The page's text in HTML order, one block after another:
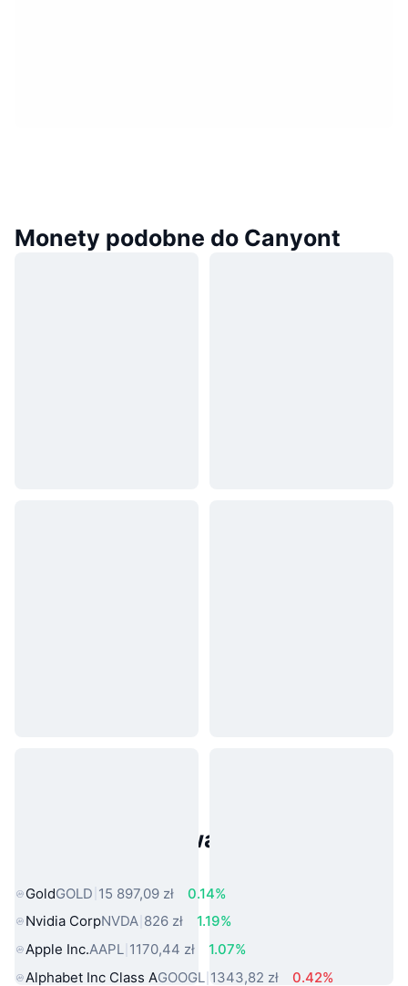
Monety podobne do Canyont
Popularne aktywa ze świata
GoldGOLD 15 897,09 zł
0.14%
Nvidia CorpNVDA 826 zł
1.19%
Apple Inc.AAPL 1170,44 zł
1.07%
Alphabet Inc Class AGOOGL 1343,82 zł 0.42%